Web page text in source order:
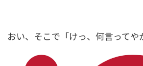
おい、そこで「けっ、何言ってや